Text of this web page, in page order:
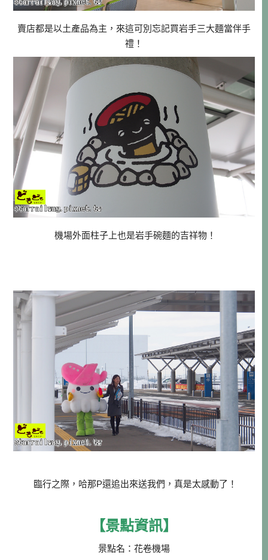
賣店都是以土產品為主，來這可別忘記買岩手三大麵當伴手
禮！
機場外面柱子上也是岩手碗麵的吉祥物！
臨行之際，哈那P還追出來送我們，真是太感動了！
【景點資訊】
景點名：花卷機場